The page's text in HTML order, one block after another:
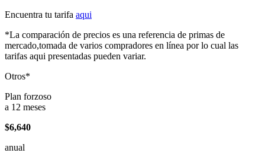
Encuentra tu tarifa aqui
*La comparación de precios es una referencia de primas de
mercado,tomada de varios compradores en línea por lo cual las
tarifas aqui presentadas pueden variar.
Otros*
Plan forzoso
a 12 meses
$6,640
anual